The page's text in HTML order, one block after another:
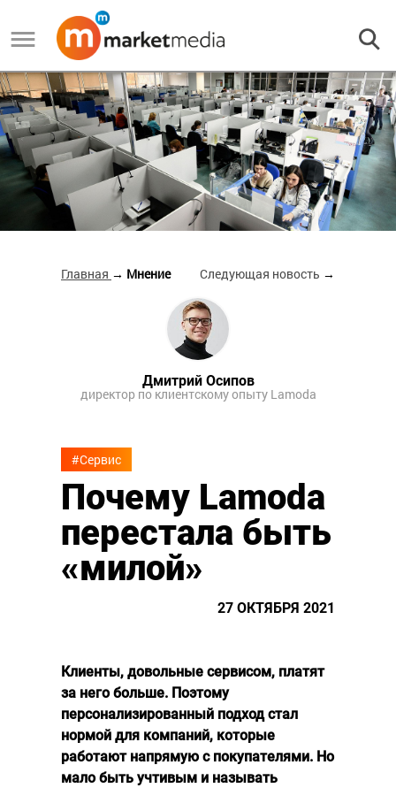
Главная → Мнение Следующая новость →
Дмитрий Осипов
директор по клиентскому опыту Lamoda
#Сервис
Почему Lamoda
перестала быть
«милой»
27 ОКТЯБРЯ 2021
Клиенты, довольные сервисом, платят
за него больше. Поэтому
персонализированный подход стал
нормой для компаний, которые
работают напрямую с покупателями. Но
мало быть учтивым и называть